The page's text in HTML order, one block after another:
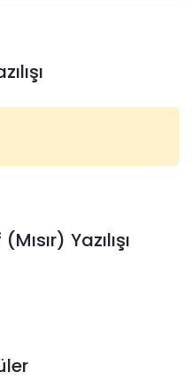
Yazılışı